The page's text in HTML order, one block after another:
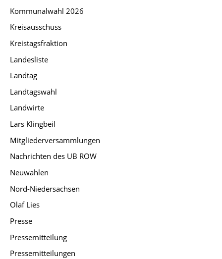
Kommunalwahl 2026
Kreisausschuss
Kreistagsfraktion
Landesliste
Landtag
Landtagswahl
Landwirte
Lars Klingbeil
Mitgliederversammlungen
Nachrichten des UB ROW
Neuwahlen
Nord-Niedersachsen
Olaf Lies
Presse
Pressemitteilung
Pressemitteilungen